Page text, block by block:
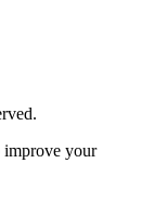
improve your